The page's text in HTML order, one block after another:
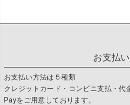
お支払い
お支払い方法は５種類
クレジットカード・コンビニ支払・
Payをご用意しております。